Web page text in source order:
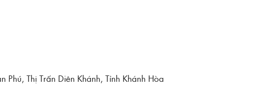
Phú, Thị Trấn Diên Khánh, Tỉnh Khánh Hòa